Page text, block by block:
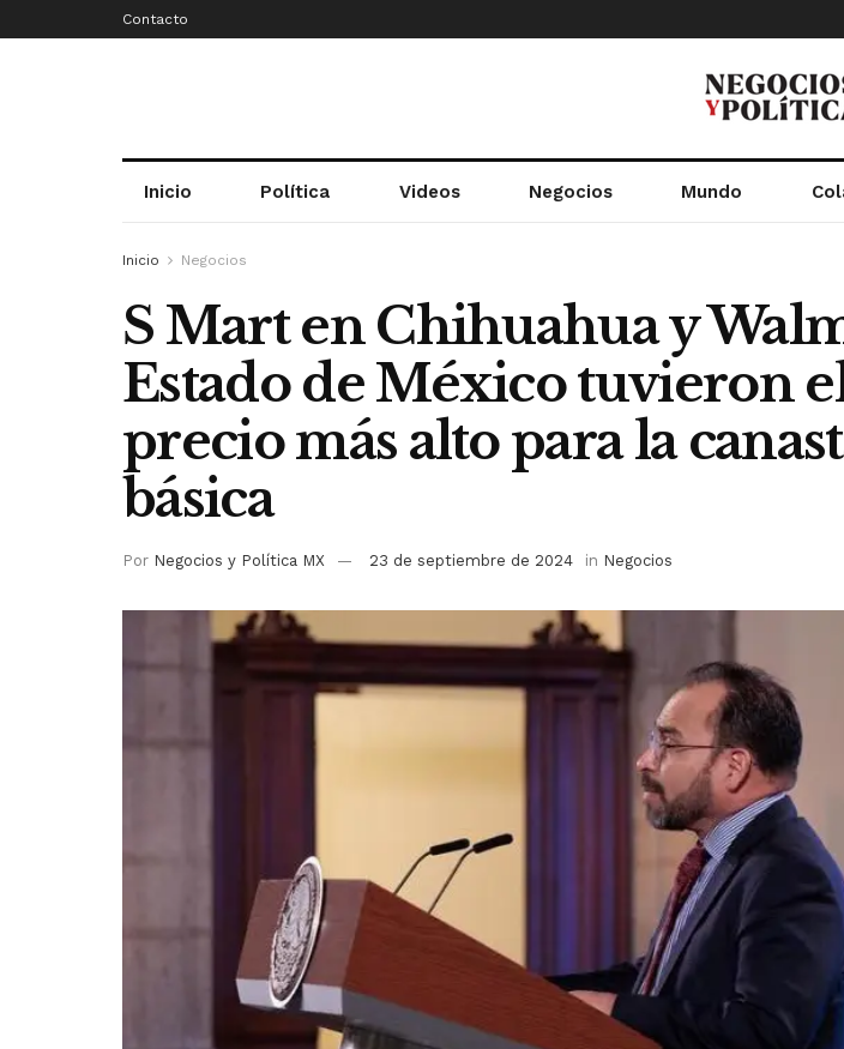
Contacto
Inicio Política Videos Negocios Mundo
Inicio Negocios
S Mart en Chihuahua y
Estado de México tuvieron
precio más alto para la
básica
Por Negocios y Política MX 23 de septiembre de 2024 in Negocios